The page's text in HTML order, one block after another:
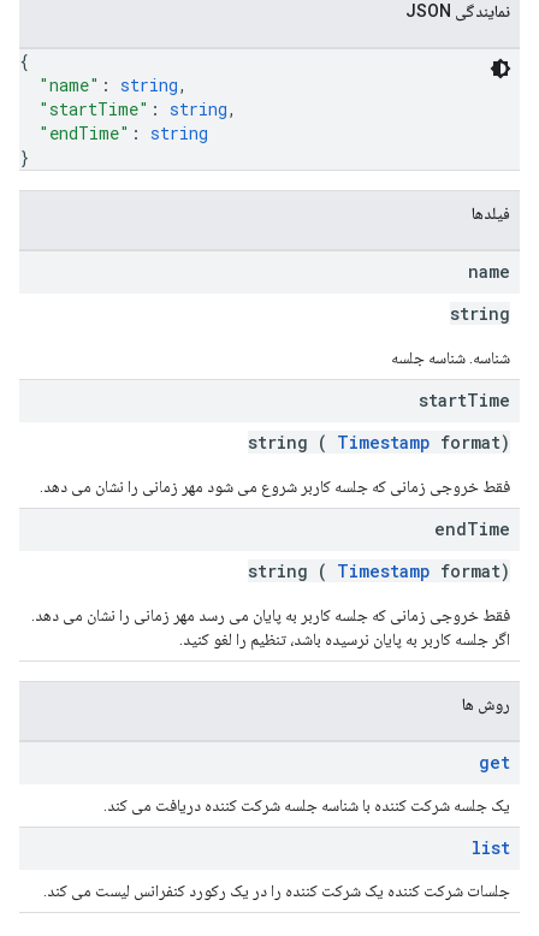
نمایندگی JSON
{
"name" : string,
"startTime" : string,
"endTime" : string
}
فیلدها
name
string
شناسه. شناسه جلسه
startTime
string ( Timestamp format)
فقط خروجی زمانی که جلسه کاربر شروع می شود مهر زمانی را نشان می دهد.
endTime
string ( Timestamp format)
فقط خروجی زمانی که جلسه کاربر به پایان می رسد مهر زمانی را نشان می دهد.
اگر جلسه کاربر به پایان نرسیده باشد، تنظیم را لغو کنید.
روش ها
get
یک جلسه شرکت کننده با شناسه جلسه شرکت کننده دریافت می کند.
list
جلسات شرکت کننده یک شرکت کننده را در یک رکورد کنفرانس لیست می کند.